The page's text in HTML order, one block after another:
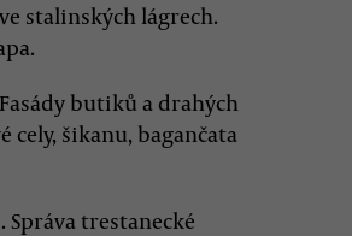
stalinských lágrech.
butiků a drahých
šikanu, bagančata
trestanecké